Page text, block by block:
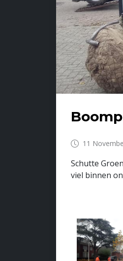
11
Schutte
viel binnen